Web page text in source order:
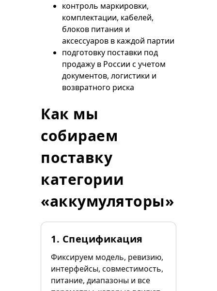
контроль маркировки,
комплектации, кабелей,
блоков питания и
аксессуаров в каждой партии
подготовку поставки под
продажу в России с учетом
документов, логистики и
возвратного риска
Как мы
собираем
поставку
категории
«аккумуляторы»
1. Спецификация
Фиксируем модель, ревизию,
интерфейсы, совместимость,
питание, диапазоны и все